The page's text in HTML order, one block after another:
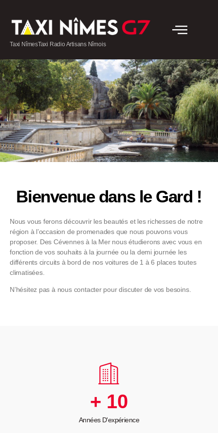
Taxi NîmesTaxi Radio Artisans Nîmois
Bienvenue dans le Gard !
Nous vous ferons découvrir les beautés et les richesses de notre
région à l’occasion de promenades que nous pouvons vous
proposer. Des Cévennes à la Mer nous étudierons avec vous en
fonction de vos souhaits à la journée ou la demi journée les
différents circuits à bord de nos voitures de 1 à 6 places toutes
climatisées.
N’hésitez pas à nous contacter pour discuter de vos besoins.
+ 10
Années D'expérience